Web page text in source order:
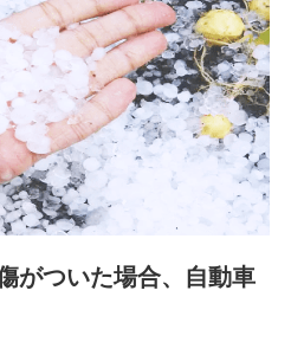
サービスを案内、提供するため
社と取引があり、取得した個人
社の商品・サービスをご提案す
ことがあります。）
理等付帯業務を行うため
取得した個人情報
ため
理等付帯業務を行うため
した個人情報
と取引のあるもしくは委託を受
の保険その他に関する情報を提
がついた場合、自動車